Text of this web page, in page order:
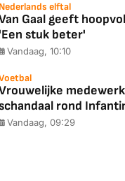
JBL
Nederlands elftal
Gaal geeft
stuk beter'
Vandaag, 10:10
rond
Vandaag, 09:29